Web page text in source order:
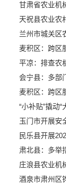
甘肃省农业机
天祝县农业农
兰州市城关区
麦积区：跨区
平凉：排查农
会宁县：多部
麦积区：跨区
“小补贴”撬动
玉门市开展安
民乐县开展
肃北县：多举
庄浪县农业机
酒泉市肃州区